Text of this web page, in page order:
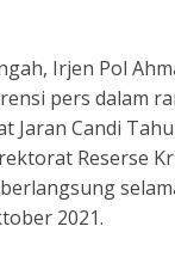
Irjen Pol
pers dalam
Jaran Candi
Reserse
2021.